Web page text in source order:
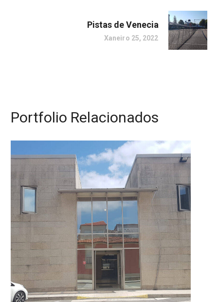
Pistas de Venecia
Xaneiro 25, 2022
Portfolio Relacionados